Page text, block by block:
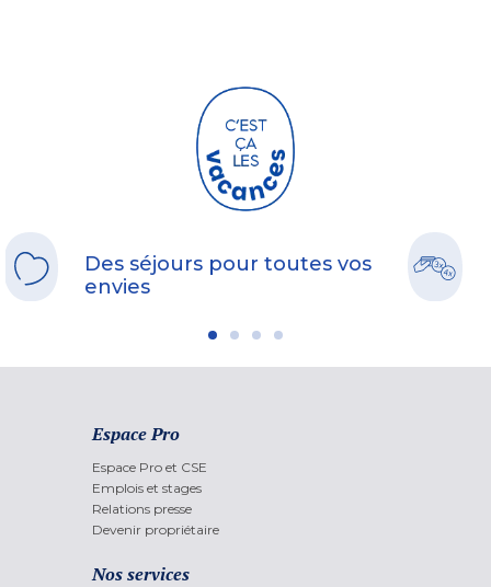
Des séjours pour toutes vos
envies
Espace Pro
Espace Pro et CSE
Emplois et stages
Relations presse
Devenir propriétaire
Nos services